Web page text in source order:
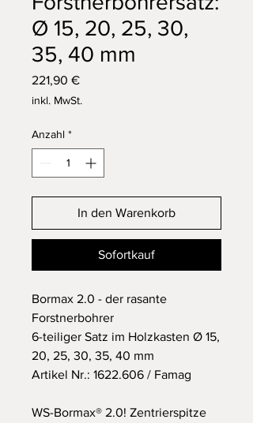
Ø 15, 20, 25, 30,
35, 40 mm
221,90 €Preis
inkl. MwSt.
Anzahl *
In den Warenkorb
Sofortkauf
Bormax 2.0 - der rasante
Forstnerbohrer
6-teiliger Satz im Holzkasten Ø 15,
20, 25, 30, 35, 40 mm
Artikel Nr.: 1622.606 / Famag
WS-Bormax® 2.0! Zentrierspitze